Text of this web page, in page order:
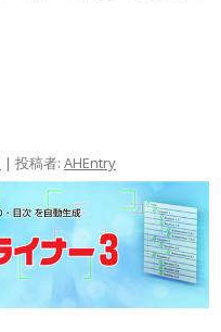
| 投稿者: AHEntry